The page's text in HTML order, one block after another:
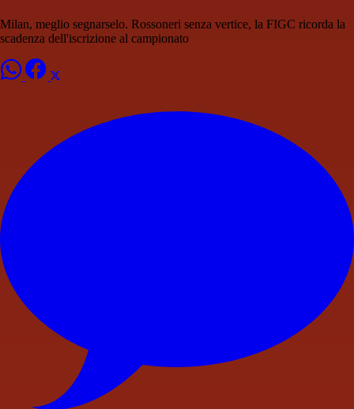
Milan, meglio segnarselo. Rossoneri senza vertice, la FIGC ricorda la
scadenza dell'iscrizione al campionato